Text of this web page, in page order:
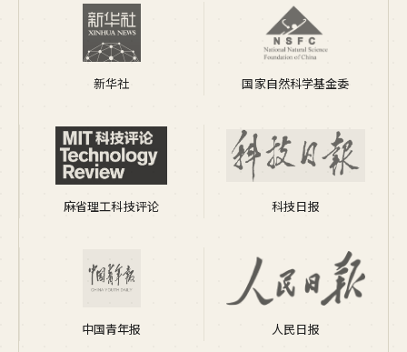
新华社 国家自然科学基金委
麻省理工科技评论 科技日报
中国青年报 人民日报